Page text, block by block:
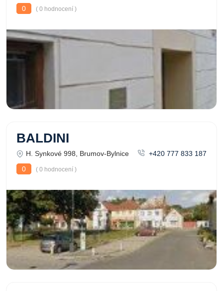
0
( 0 hodnocení )
BALDINI
H. Synkové 998, Brumov-Bylnice
+420 777 833 187
0
( 0 hodnocení )